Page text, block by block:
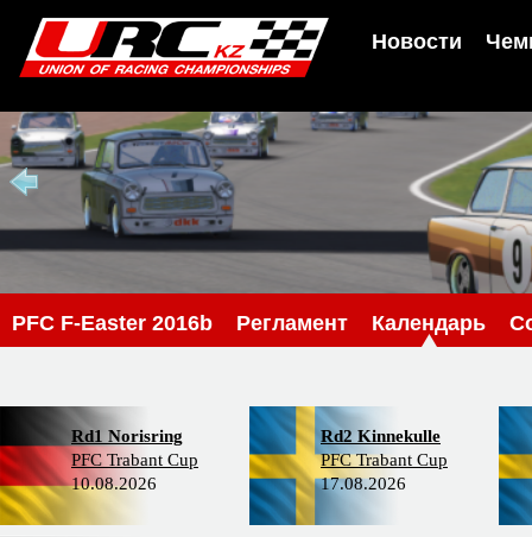
Новости
PFС F-Easter 2016b Регламент Календарь
Rd1 Norisring
PFC Trabant Cup
10.08.2026
Rd2 Kinnekulle
PFC Trabant Cup
17.08.2026